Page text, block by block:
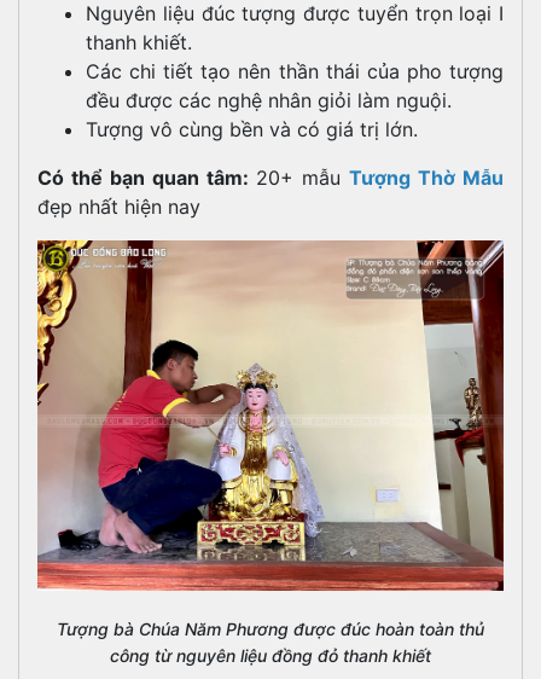
Nguyên liệu đúc tượng được tuyển trọn loại I
thanh khiết.
Các chi tiết tạo nên thần thái của pho tượng
đều được các nghệ nhân giỏi làm nguội.
Tượng vô cùng bền và có giá trị lớn.
Có thể bạn quan tâm: 20+ mẫuTượng Thờ Mẫu
đẹp nhất hiện nay
Tượng bà Chúa Năm Phương được đúc hoàn toàn thủ
công từ nguyên liệu đồng đỏ thanh khiết